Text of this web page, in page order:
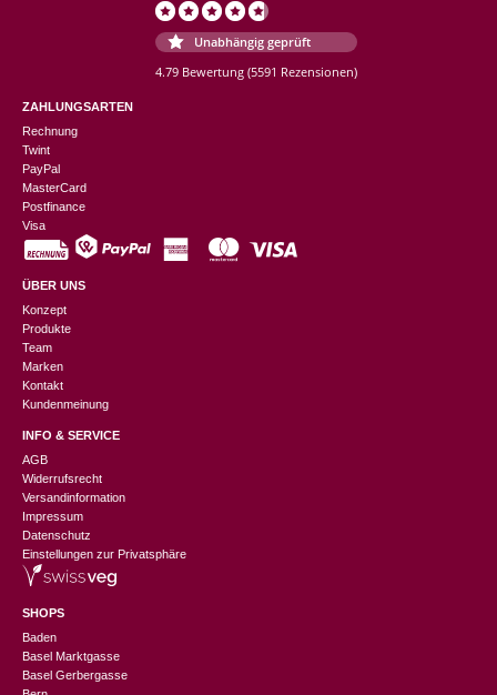
Unabhängig geprüft
4.79 Bewertung (5591 Rezensionen)
ZAHLUNGSARTEN
Rechnung
Twint
PayPal
MasterCard
Postfinance
Visa
ÜBER UNS
Konzept
Produkte
Team
Marken
Kontakt
Kundenmeinung
INFO & SERVICE
AGB
Widerrufsrecht
Versandinformation
Impressum
Datenschutz
Einstellungen zur Privatsphäre
SHOPS
Baden
Basel Marktgasse
Basel Gerbergasse